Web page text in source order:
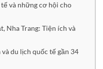
và những cơ hội cho
Nha Trang: Tiện ích và
du lịch quốc tế gần 34